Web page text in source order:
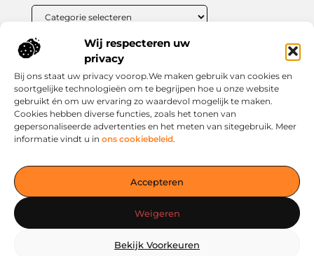
Wij respecteren uw
privacy
Bij ons staat uw privacy voorop.We maken gebruik van cookies en
soortgelijke technologieën om te begrijpen hoe u onze website
gebruikt én om uw ervaring zo waardevol mogelijk te maken.
Cookies hebben diverse functies, zoals het tonen van
gepersonaliseerde advertenties en het meten van sitegebruik. Meer
informatie vindt u in ons cookiebeleid.
Accepteren
Weigeren
Bekijk Voorkeuren
tips voor een bewuster en slimmer leven. Alles overzichtelijk
verzameld op één platform. Begin vandaag nog op living-
smart.nl!
Onze informatie